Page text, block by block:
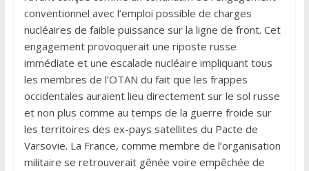
conventionnel avec l’emploi possible de charges
nucléaires de faible puissance sur la ligne de front. Cet
engagement provoquerait une riposte russe
immédiate et une escalade nucléaire impliquant tous
les membres de l’OTAN du fait que les frappes
occidentales auraient lieu directement sur le sol russe
et non plus comme au temps de la guerre froide sur
les territoires des ex-pays satellites du Pacte de
Varsovie. La France, comme membre de l’organisation
militaire se retrouverait gênée voire empêchée de